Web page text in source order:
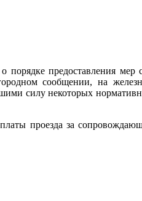
предоставления мер
сообщении, на
силу некоторых
проезда за